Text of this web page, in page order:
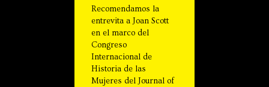
Recomendamos la
entrevita a Joan Scott
en el marco del
Congreso
Internacional de
Historia de las
Mujeres del Journal of